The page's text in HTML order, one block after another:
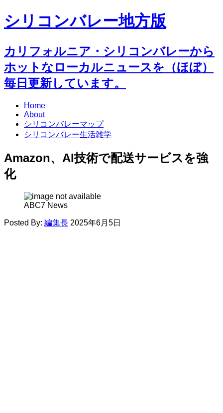
シリコンバレー地方版
カリフォルニア・シリコンバレーから
ホットなローカルニュースを（ほぼ）
毎日更新しています。
Home
About
シリコンバレーマップ
シリコンバレー生活雑学
Amazon、AI技術で配送サービスを強
化
ABC7 News
Posted By: 編集長 2025年6月5日